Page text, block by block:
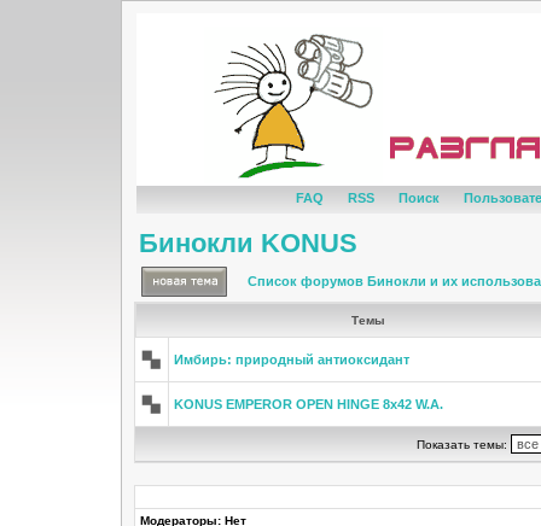
FAQ RSS Поиск
Бинокли KONUS
Список форумов Бинокли и их
Темы
Имбирь: природный антиоксидант
KONUS EMPEROR OPEN HINGE 8x42 W.A.
Показать темы:
Модераторы: Нет